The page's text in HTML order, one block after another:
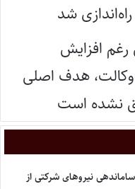
شد
افزایش
هدف اصلی
نشده است
نیروهای شرکتی از